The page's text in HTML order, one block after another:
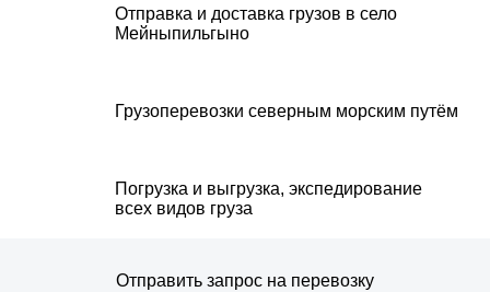
Отправка и доставка грузов в село
Мейныпильгыно
Грузоперевозки северным морским путём
Погрузка и выгрузка, экспедирование
всех видов груза
Отправить запрос на перевозку